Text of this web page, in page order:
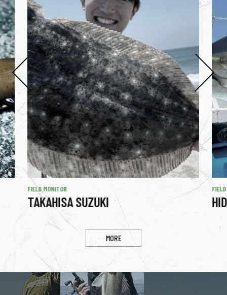
FIELD MONITOR
HIDEYUKI KOIDE
MORE